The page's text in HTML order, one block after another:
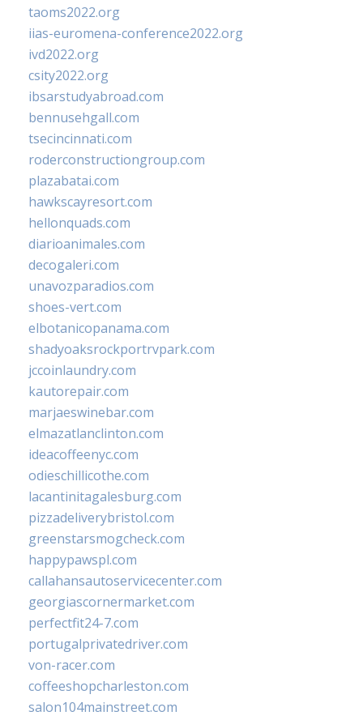
taoms2022.org
iias-euromena-conference2022.org
ivd2022.org
csity2022.org
ibsarstudyabroad.com
bennusehgall.com
tsecincinnati.com
roderconstructiongroup.com
plazabatai.com
hawkscayresort.com
hellonquads.com
diarioanimales.com
decogaleri.com
unavozparadios.com
shoes-vert.com
elbotanicopanama.com
shadyoaksrockportrvpark.com
jccoinlaundry.com
kautorepair.com
marjaeswinebar.com
elmazatlanclinton.com
ideacoffeenyc.com
odieschillicothe.com
lacantinitagalesburg.com
pizzadeliverybristol.com
greenstarsmogcheck.com
happypawspl.com
callahansautoservicecenter.com
georgiascornermarket.com
perfectfit24-7.com
portugalprivatedriver.com
von-racer.com
coffeeshopcharleston.com
salon104mainstreet.com